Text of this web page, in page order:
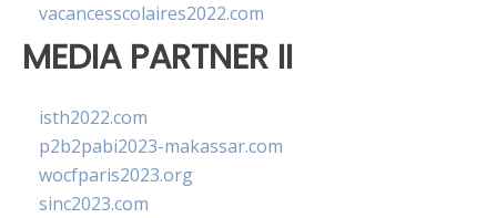
vacancesscolaires2022.com
MEDIA PARTNER II
isth2022.com
p2b2pabi2023-makassar.com
wocfparis2023.org
sinc2023.com